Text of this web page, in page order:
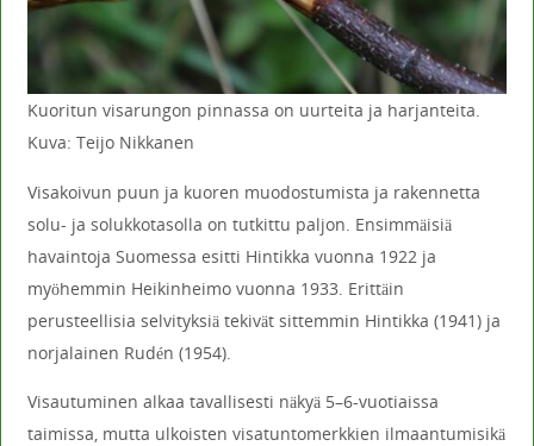
Kuoritun visarungon pinnassa on uurteita ja harjanteita.
Kuva: Teijo Nikkanen
Visakoivun puun ja kuoren muodostumista ja rakennetta
solu- ja solukkotasolla on tutkittu paljon. Ensimmäisiä
havaintoja Suomessa esitti Hintikka vuonna 1922 ja
myöhemmin Heikinheimo vuonna 1933. Erittäin
perusteellisia selvityksiä tekivät sittemmin Hintikka (1941) ja
norjalainen Rudén (1954).
Visautuminen alkaa tavallisesti näkyä 5–6-vuotiaissa
taimissa, mutta ulkoisten visatuntomerkkien ilmaantumisikä